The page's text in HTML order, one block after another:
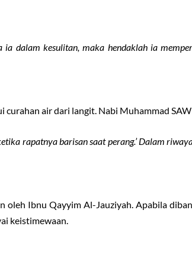
dalam kesulitan, maka hendaklah ia
air dari langit. Nabi Muhammad
rapatnya barisan saat perang.’ Dalam
oleh Ibnu Qayyim Al-Jauziyah. Apabila
keistimewaan.